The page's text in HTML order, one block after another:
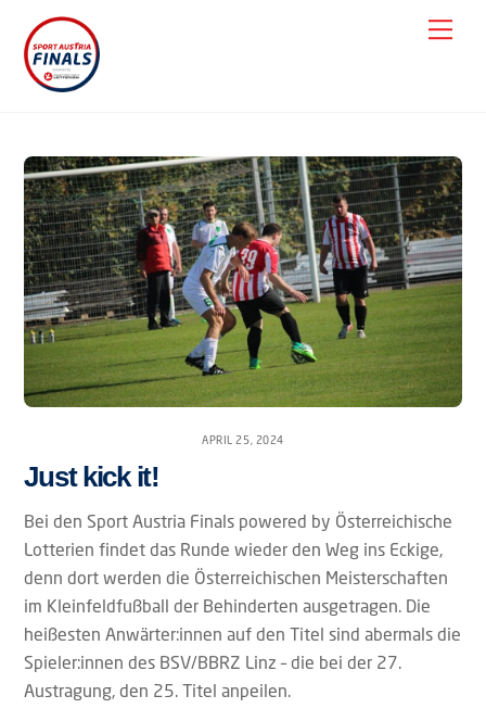
content
APRIL 25, 2024
Just kick it!
Bei den Sport Austria Finals powered by Österreichische
Lotterien findet das Runde wieder den Weg ins Eckige,
denn dort werden die Österreichischen Meisterschaften
im Kleinfeldfußball der Behinderten ausgetragen. Die
heißesten Anwärter:innen auf den Titel sind abermals die
Spieler:innen des BSV/BBRZ Linz – die bei der 27.
Austragung, den 25. Titel anpeilen.